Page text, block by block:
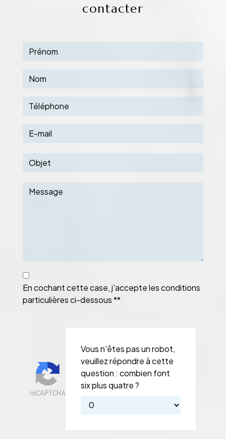
contacter
En cochant cette case, j'accepte les conditions
particulières ci-dessous **
Vous n'êtes pas un robot,
veuillez répondre à cette
question : combien font
six plus quatre ?